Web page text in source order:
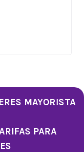
MAYORISTA
PARA